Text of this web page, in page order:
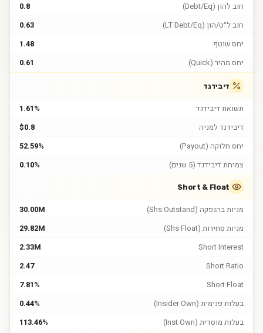
חוב להון (Debt/Eq)
0.8
חוב ל״ט/הון (LT Debt/Eq)
0.63
יחס שוטף
1.48
יחס מהיר (Quick)
0.61
דיבידנד
תשואת דיבידנד
1.61%
דיבידנד למניה
$0.8
יחס חלוקה (Payout)
52.59%
צמיחת דיבידנד (5 שנים)
0.10%
Short & Float
מניות בהנפקה (Shs Outstand)
30.00M
מניות סחירות (Shs Float)
29.82M
Short Interest
2.33M
Short Ratio
2.47
Short Float
7.81%
בעלות פנימית (Insider Own)
0.44%
בעלות מוסדית (Inst Own)
113.46%